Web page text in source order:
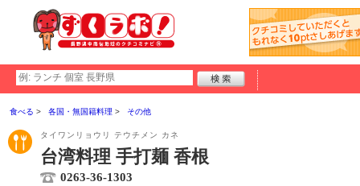
食べる 各国・無国籍料理 その他
タイワンリョウリ テウチメン カネ
台湾料理 手打麺 香根
0263-36-1303